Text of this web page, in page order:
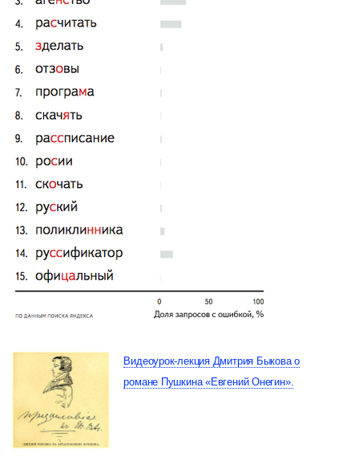
Видеоурок-лекция Дмитрия Быкова о
романе Пушкина «Евгений Онегин».